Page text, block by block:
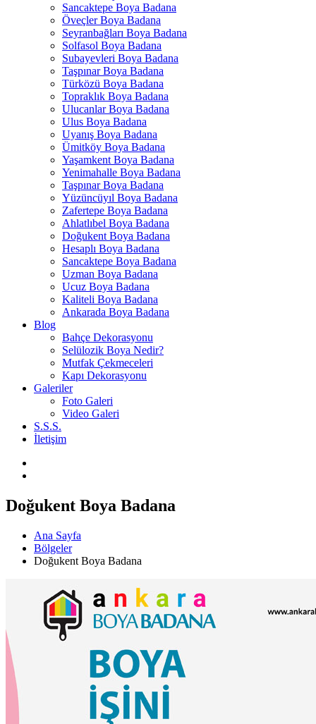
Sancaktepe Boya Badana
Öveçler Boya Badana
Seyranbağları Boya Badana
Solfasol Boya Badana
Subayevleri Boya Badana
Taşpınar Boya Badana
Türközü Boya Badana
Topraklık Boya Badana
Ulucanlar Boya Badana
Ulus Boya Badana
Uyanış Boya Badana
Ümitköy Boya Badana
Yaşamkent Boya Badana
Yenimahalle Boya Badana
Taşpınar Boya Badana
Yüzüncüyıl Boya Badana
Zafertepe Boya Badana
Ahlatlıbel Boya Badana
Doğukent Boya Badana
Hesaplı Boya Badana
Sancaktepe Boya Badana
Uzman Boya Badana
Ucuz Boya Badana
Kaliteli Boya Badana
Ankarada Boya Badana
Blog
Bahçe Dekorasyonu
Selülozik Boya Nedir?
Mutfak Çekmeceleri
Kapı Dekorasyonu
Galeriler
Foto Galeri
Video Galeri
S.S.S.
İletişim
Doğukent Boya Badana
Ana Sayfa
Bölgeler
Doğukent Boya Badana